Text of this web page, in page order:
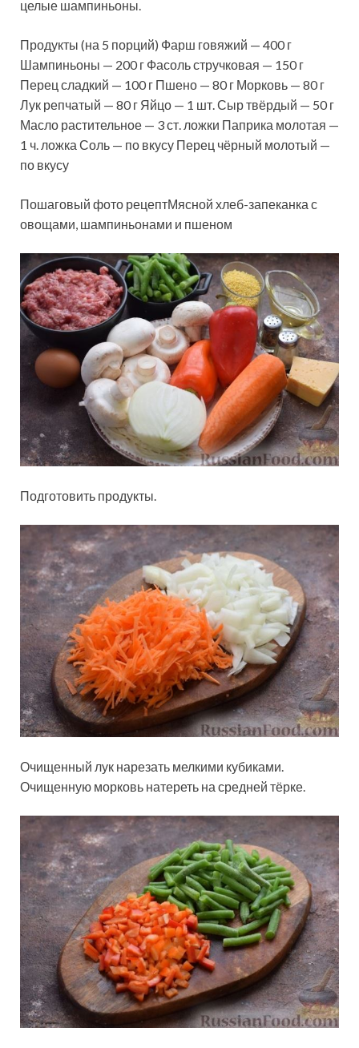
целые шампиньоны.
Продукты (на 5 порций) Фарш говяжий — 400 г
Шампиньоны — 200 г Фасоль стручковая — 150 г
Перец сладкий — 100 г Пшено — 80 г Морковь — 80 г
Лук репчатый — 80 г Яйцо — 1 шт. Сыр твёрдый — 50 г
Масло растительное — 3 ст. ложки Паприка молотая —
1 ч. ложка Соль — по вкусу Перец чёрный молотый —
по вкусу
Пошаговый фото рецептМясной хлеб-запеканка с
овощами, шампиньонами и пшеном
Подготовить продукты.
Очищенный лук нарезать мелкими кубиками.
Очищенную морковь натереть на средней тёрке.